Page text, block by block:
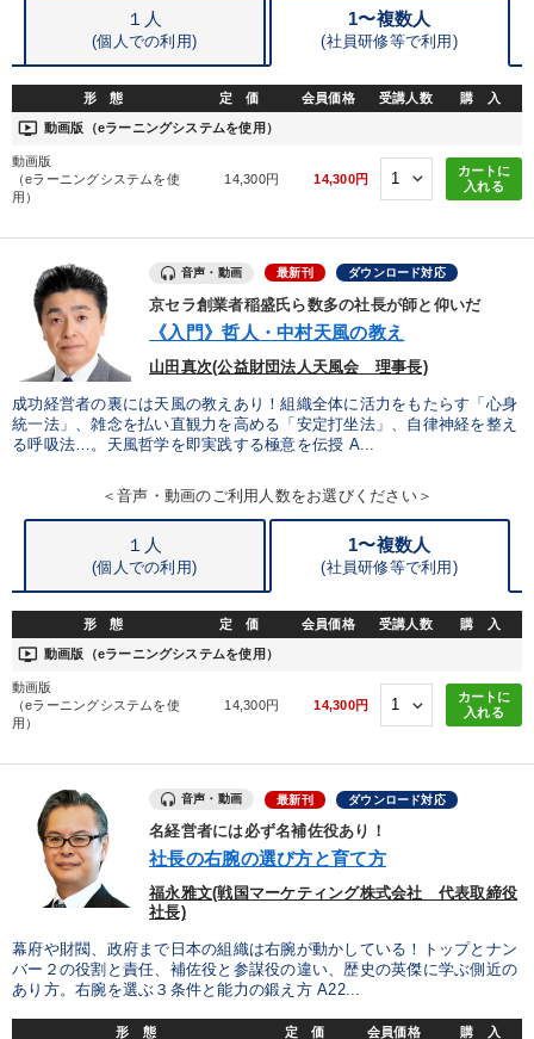
※「更新」を押すと「カテゴリー」「目的別」「キーワード」を更新いただけます。
local_offer
すべての音声・動画（全2077タイトル）からお探しいただけます
タグ・キーワード
インフレ対策・値上げ 労務問題・リスク対策 MBA
マネジメント SNS活用 銀行交渉 会長 サービス
伝統・文化 金融 異発想 採用 モチベーション
賃金制度 広報・PR 通信販売 一倉定 中村天風
モノづくり 相続・事業承継 投資 DX
※「更新」を押すと「タグ・キーワード」を更新いただけます。
１人
(個人での利用)
1〜複数人
(社員研修等で利用)
形 態 定 価 会員価格 受講人数 購 入
ondemand_video 動画版（eラーニングシステムを使用）
動画版
（eラーニングシステムを使
用）
14,300円 14,300円
カートに
入れる
音声・動画 最新刊 ダウンロード対応
京セラ創業者稲盛氏ら数多の社長が師と仰いだ
《入門》哲人・中村天風の教え
山田真次(公益財団法人天風会 理事長)
成功経営者の裏には天風の教えあり！組織全体に活力をもたらす「心身
統一法」、雑念を払い直観力を高める「安定打坐法」、自律神経を整え
る呼吸法…。天風哲学を即実践する極意を伝授 A...
＜音声・動画のご利用人数をお選びください＞
１人
(個人での利用)
1〜複数人
(社員研修等で利用)
形 態 定 価 会員価格 受講人数 購 入
ondemand_video 動画版（eラーニングシステムを使用）
動画版
（eラーニングシステムを使
用）
14,300円 14,300円
カートに
入れる
音声・動画 最新刊 ダウンロード対応
名経営者には必ず名補佐役あり！
社長の右腕の選び方と育て方
福永雅文(戦国マーケティング株式会社 代表取締役
社長)
幕府や財閥、政府まで日本の組織は右腕が動かしている！トップとナン
バー２の役割と責任、補佐役と参謀役の違い、歴史の英傑に学ぶ側近の
あり方。右腕を選ぶ３条件と能力の鍛え方 A22...
形 態 定 価 会員価格 購 入